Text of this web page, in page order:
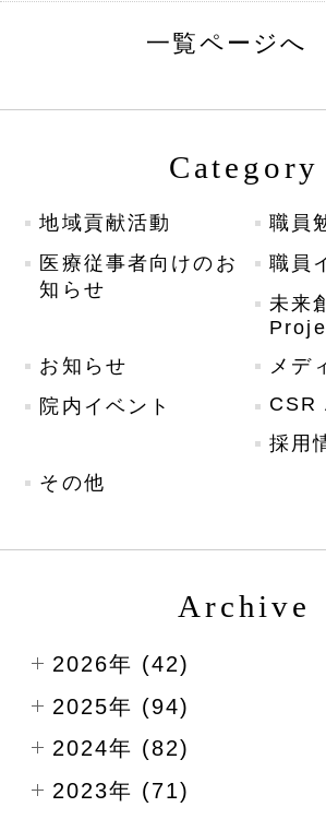
一覧ページへ
Category
地域貢献活動
職員
医療従事者向けのお
知らせ
職員
未来
お知らせ
メデ
院内イベント
CSR
採用
その他
Archive
2026年 (42)
2025年 (94)
2024年 (82)
2023年 (71)